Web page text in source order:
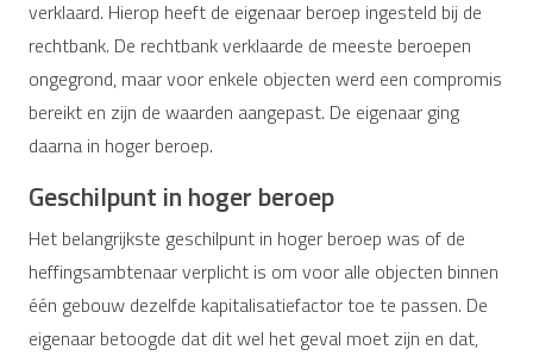
verklaard. Hierop heeft de eigenaar beroep ingesteld bij de
rechtbank. De rechtbank verklaarde de meeste beroepen
ongegrond, maar voor enkele objecten werd een compromis
bereikt en zijn de waarden aangepast. De eigenaar ging
daarna in hoger beroep.
Geschilpunt in hoger beroep
Het belangrijkste geschilpunt in hoger beroep was of de
heffingsambtenaar verplicht is om voor alle objecten binnen
één gebouw dezelfde kapitalisatiefactor toe te passen. De
eigenaar betoogde dat dit wel het geval moet zijn en dat,